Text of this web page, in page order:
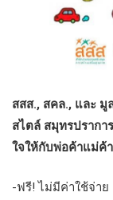
สสส., สคล., และ มู
สไตล์ สมุทรปรากา
ใจให้กับพ่อค้าแม่ค้
-ฟรี! ไม่มีค่าใช้จ่าย